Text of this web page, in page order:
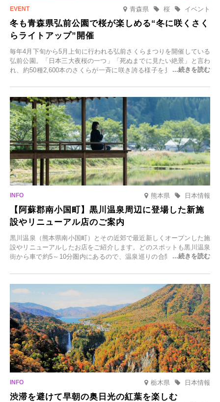
青森県 イベント
桜
冬も青森県弘前公園で桜が楽しめる“冬に咲くさく
らライトアップ”開催
毎年4月下旬から5月上旬に行われる弘前さくらまつりを開催している
弘前公園。「日本三大夜桜の一つ」「死ぬまでに見たい絶景」と言わ
れ、約50種2,600本のさくらが一斉に咲き誇る様子を見に、世界中か
日(月)～2026年2月28日(土)の期間、「冬に咲くさくらライトアップ」
を開催します。
熊本県 日本情報
【阿蘇郡南小国町】黒川温泉周辺に登場した新施
設やリニューアル店のご案内
黒川温泉（熊本県南小国町）とその近郊で最近新しくオープンした施
設やリニューアルしたお店をご紹介します。どのスポットも黒川温泉
街から車で約5～10分圏内にあるので、温泉巡りの合間に気軽に立ち
元食材にこだわったレストランなど、多彩な魅力が満載です。黒川温
泉の新たな楽しみとしてチェックしてみてください。
栃木県 日本情報
渋滞を避けて早朝の奥日光の紅葉を楽しむ